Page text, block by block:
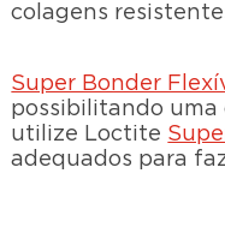
colagens
Super Bonder
possibilitando uma
utilize Loctite
adequados para